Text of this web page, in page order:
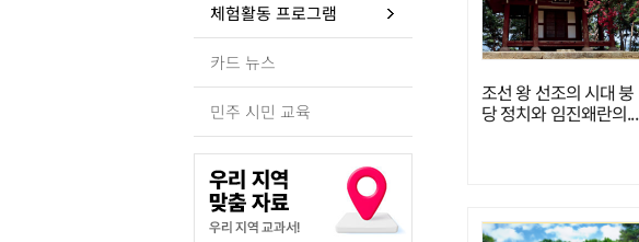
체험활동 프로그램
카드 뉴스
민주 시민 교육
조선 왕 선조의 시대 붕
당 정치와 임진왜란의...